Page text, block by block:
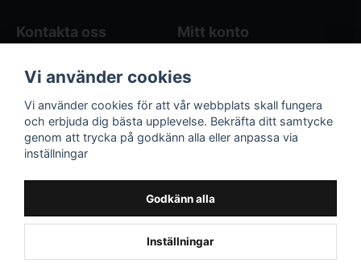
Kontakta oss
Butikens öppettider
Kontakta oss
Mitt konto
Registrera dig
Följ oss på sociala
medier!
Våra räkneverktyg
Hönsgårdsräknare
Vi använder cookies
Vi använder cookies för att vår webbplats skall fungera
och erbjuda dig bästa upplevelse. Bekräfta ditt samtycke
genom att trycka på godkänn alla eller anpassa via
inställningar
Godkänn alla
Inställningar